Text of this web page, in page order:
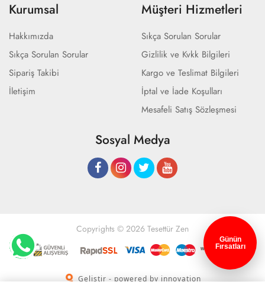
Kurumsal
Hakkımızda
Sıkça Sorulan Sorular
Sipariş Takibi
İletişim
Müşteri Hizmetleri
Sıkça Sorulan Sorular
Gizlilik ve Kvkk Bilgileri
Kargo ve Teslimat Bilgileri
İptal ve İade Koşulları
Mesafeli Satış Sözleşmesi
Sosyal Medya
Copyrights © 2026 Tesettür Zen
Geliştir - powered by innovation
Günün
Fırsatları